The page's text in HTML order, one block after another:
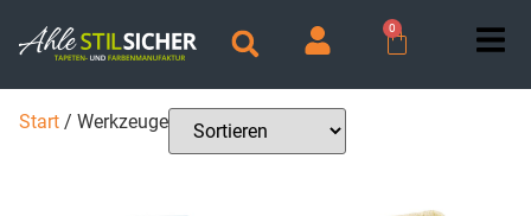
0
Start / Werkzeuge